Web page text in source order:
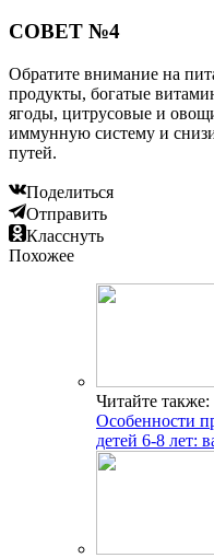
СОВЕТ №4
Обратите внимание на
продукты, богатые
ягоды, цитрусовые и
иммунную систему и
путей.
Поделиться
Отправить
Класснуть
Похожее
Читайте также:
Особенности
детей 6-8 лет: